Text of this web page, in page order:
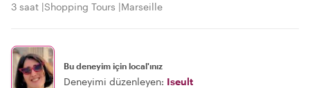
3 saat Shopping Tours Marseille
Bu deneyim için local'ınız
Deneyimi düzenleyen: Iseult